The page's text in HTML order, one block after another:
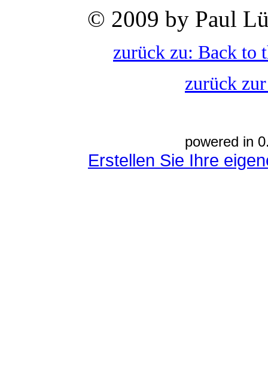
© 2009 by Paul
zurück zu: Back to
zurück
powered in
Erstellen Sie Ihre